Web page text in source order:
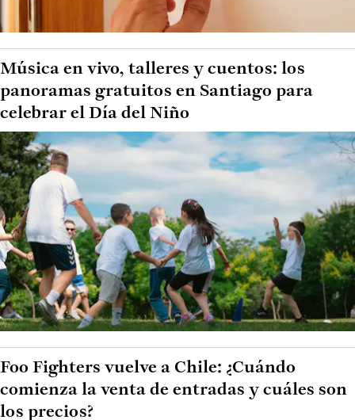
Música en vivo, talleres y cuentos: los
panoramas gratuitos en Santiago para
celebrar el Día del Niño
Foo Fighters vuelve a Chile: ¿Cuándo
comienza la venta de entradas y cuáles son
los precios?